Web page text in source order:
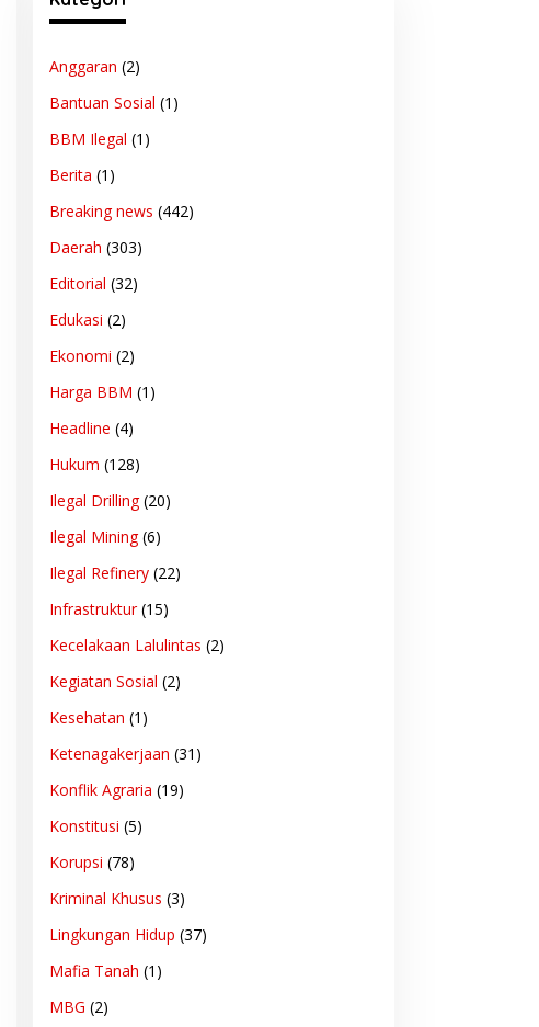
Anggaran (2)
Bantuan Sosial (1)
BBM Ilegal (1)
Berita (1)
Breaking news (442)
Daerah (303)
Editorial (32)
Edukasi (2)
Ekonomi (2)
Harga BBM (1)
Headline (4)
Hukum (128)
Ilegal Drilling(20)
Ilegal Mining(6)
Ilegal Refinery(22)
Infrastruktur(15)
Kecelakaan Lalulintas (2)
Kegiatan Sosial (2)
Kesehatan (1)
Ketenagakerjaan (31)
Konflik Agraria (19)
Konstitusi (5)
Korupsi (78)
Kriminal Khusus (3)
Lingkungan Hidup (37)
Mafia Tanah (1)
MBG (2)